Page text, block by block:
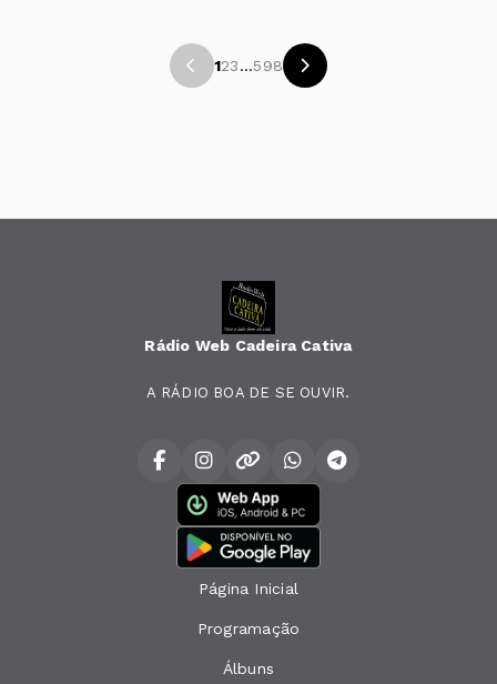
123...598
Rádio Web Cadeira Cativa
A RÁDIO BOA DE SE OUVIR.
Página Inicial
Programação
Álbuns